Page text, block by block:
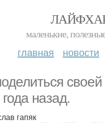
маленькие,
главная новости
назад.
гапяк